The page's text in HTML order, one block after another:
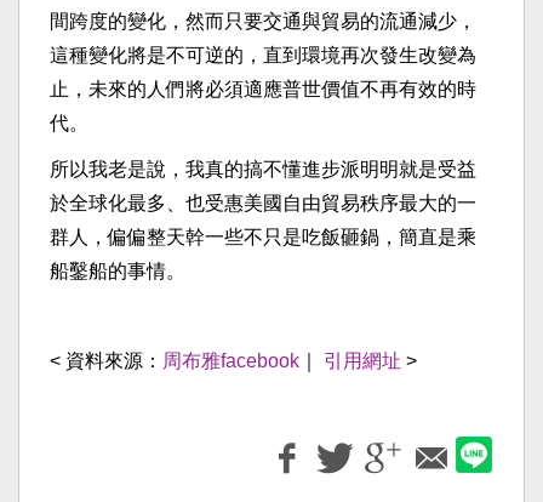
間跨度的變化，然而只要交通與貿易的流通減少，
這種變化將是不可逆的，直到環境再次發生改變為
止，未來的人們將必須適應普世價值不再有效的時
代。
所以我老是說，我真的搞不懂進步派明明就是受益
於全球化最多、也受惠美國自由貿易秩序最大的一
群人，偏偏整天幹一些不只是吃飯砸鍋，簡直是乘
船鑿船的事情。
< 資料來源： 周布雅facebook 引用網址 >